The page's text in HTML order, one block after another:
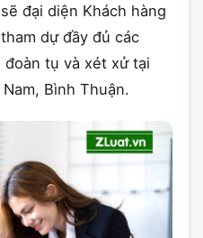
đại diện Khách hàng
dự đầy đủ các
đoàn tụ và xét xử tại
Bình Thuận.